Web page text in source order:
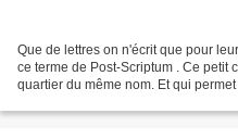
Que de lettres on n'écrit que pour
ce terme de Post-Scriptum . Ce petit
quartier du même nom. Et qui